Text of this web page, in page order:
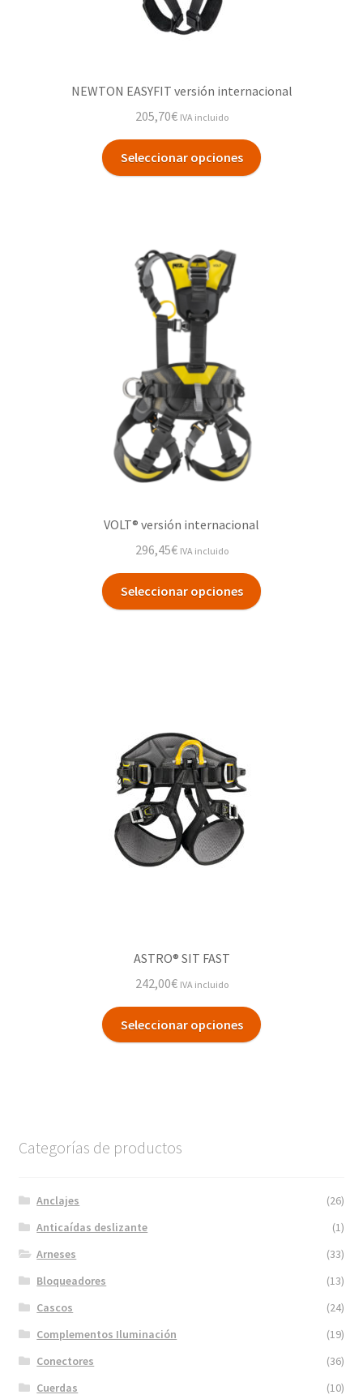
NEWTON EASYFIT versión internacional
205,70€ IVA incluido
Seleccionar opciones
VOLT® versión internacional
296,45€ IVA incluido
Seleccionar opciones
ASTRO® SIT FAST
242,00€ IVA incluido
Seleccionar opciones
Categorías de productos
Anclajes
(26)
Anticaídas deslizante
(1)
Arneses
(33)
Bloqueadores
(13)
Cascos
(24)
Complementos Iluminación
(19)
Conectores
(36)
Cuerdas
(10)